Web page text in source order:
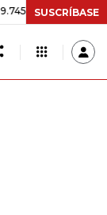
+$ 2.295,71 +0,58%
SUSCRÍBASE